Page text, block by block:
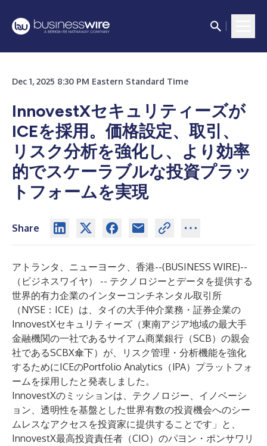
Dec 1, 2025 8:30 PM Eastern Standard Time
InnovestXセキュリティーズが
ICEを採用。価格設定、取引、
リスク分析を強化し、より効率
的でスケーラブルな投資プラッ
トフォームを実現
Share
アトランタ、ニューヨーク、香港--(BUSINESS WIRE)--
（ビジネスワイヤ） -- テクノロジーとデータを提供する
世界的有力企業のインターコンチネンタル取引所
（NYSE：ICE）は、タイの大手仲介業務・証券企業の
InnovestXセキュリティーズ （東南アジア地域の最大手
金融機関の一社であるサイアム商業銀行（SCB）の親会
社であるSCBX傘下）が、リスク管理・分析機能を強化
するためにICEのPortfolio Analytics（IPA）プラットフォ
ームを採用したと発表しました。
InnovestXのミッションは、テクノロジー、イノベーシ
ョン、透明性を基盤とした世界有数の投資機会へのシー
ムレスなアクセスを投資家に提供することです」と、
InnovestX最高投資責任者（CIO）のパヨン・ポンサワリ